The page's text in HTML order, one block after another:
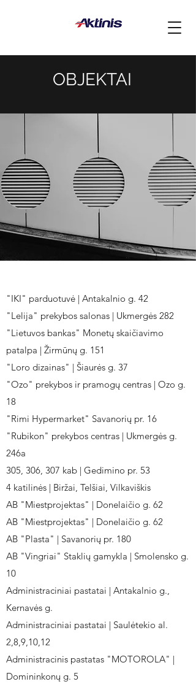
OBJEKTAI
"IKI" parduotuvė | Antakalnio g. 42
"Lelija" prekybos salonas | Ukmergės 282
"Lietuvos bankas" Monetų skaičiavimo
patalpa | Žirmūnų g. 151
"Loro dizainas" | Šiaurės g. 37
"Ozo" prekybos ir pramogų centras | Ozo g.
18
"Rimi Hypermarket" Savanorių pr. 16
"Rubikon" prekybos centras | Ukmergės g.
246a
305, 306, 307 kab | Gedimino pr. 53
4 katilinės | Biržai, Telšiai, Vilkaviškis
AB "Miestprojektas" | Donelaičio g. 62
AB "Miestprojektas" | Donelaičio g. 62
AB "Plasta" | Savanorių pr. 180
AB "Vingriai" Staklių gamykla | Smolensko g.
10
Administraciniai pastatai | Antakalnio g.,
Kernavės g.
Administraciniai pastatai | Saulėtekio al.
2,8,9,10,12
Administracinis pastatas "MOTOROLA" |
Domininkonų g. 5